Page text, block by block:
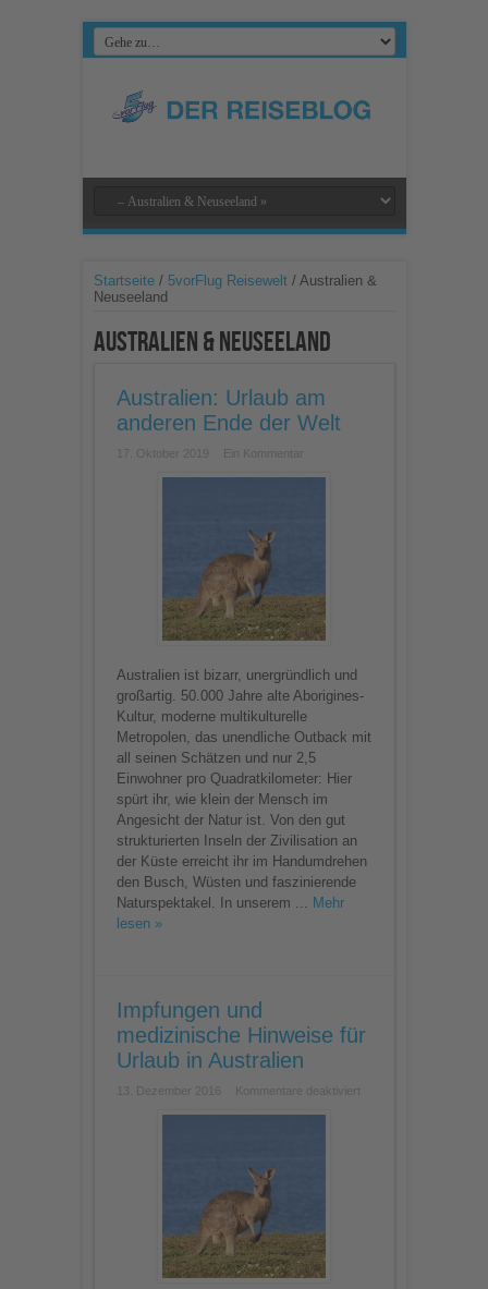
Startseite/ 5vorFlug Reisewelt/ Australien &
Neuseeland
Australien & Neuseeland
Australien: Urlaub am
anderen Ende der Welt
17. Oktober 2019 Ein Kommentar
Australien ist bizarr, unergründlich und
großartig. 50.000 Jahre alte Aborigines-
Kultur, moderne multikulturelle
Metropolen, das unendliche Outback mit
all seinen Schätzen und nur 2,5
Einwohner pro Quadratkilometer: Hier
spürt ihr, wie klein der Mensch im
Angesicht der Natur ist. Von den gut
strukturierten Inseln der Zivilisation an
der Küste erreicht ihr im Handumdrehen
den Busch, Wüsten und faszinierende
Naturspektakel. In unserem ...
Mehr
lesen »
Impfungen und
medizinische Hinweise für
Urlaub in Australien
13. Dezember 2016 Kommentare deaktiviertfür